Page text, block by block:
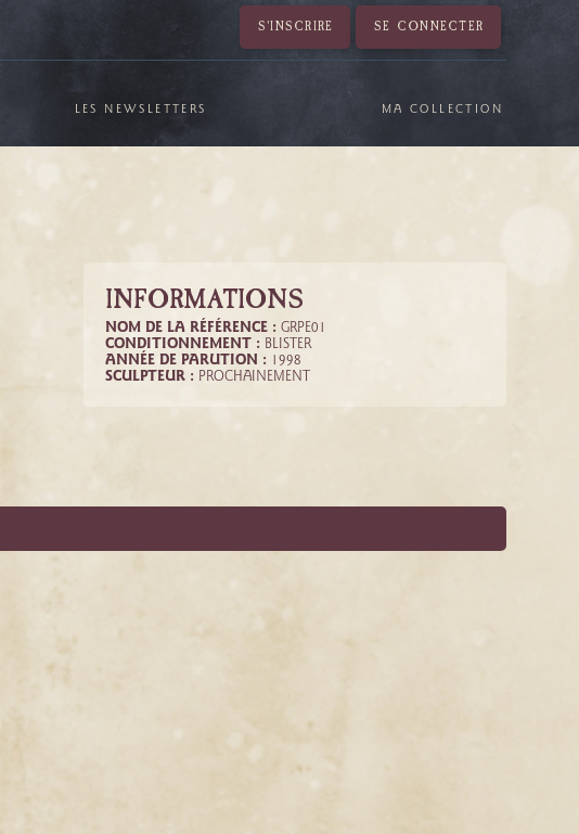
S'INSCRIRE SE CONNECTER
LES NEWSLETTERS MA COLLECTION
INFORMATIONS
NOM DE LA RÉFÉRENCE : GRPE01
CONDITIONNEMENT : BLISTER
ANNÉE DE PARUTION : 1998
SCULPTEUR : PROCHAINEMENT